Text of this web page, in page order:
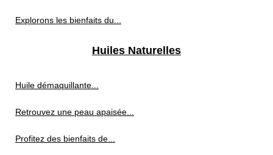
Explorons les bienfaits du...
Huiles Naturelles
Huile démaquillante...
Retrouvez une peau apaisée...
Profitez des bienfaits de...